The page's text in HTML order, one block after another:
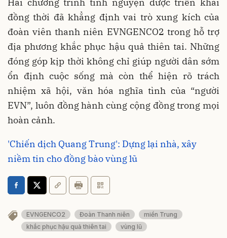
đồng thời đã khẳng định vai trò xung kích của
đoàn viên thanh niên EVNGENCO2 trong hỗ trợ
địa phương khắc phục hậu quả thiên tai. Những
đóng góp kịp thời không chỉ giúp người dân sớm
ổn định cuộc sống mà còn thể hiện rõ trách
nhiệm xã hội, văn hóa nghĩa tình của “người
EVN”, luôn đồng hành cùng cộng đồng trong mọi
hoàn cảnh.
'Chiến dịch Quang Trung': Dựng lại nhà, xây
niềm tin cho đồng bào vùng lũ
EVNGENCO2 Đoàn Thanh niên
miền Trung
khắc phục hậu quả thiên tai
vùng lũ